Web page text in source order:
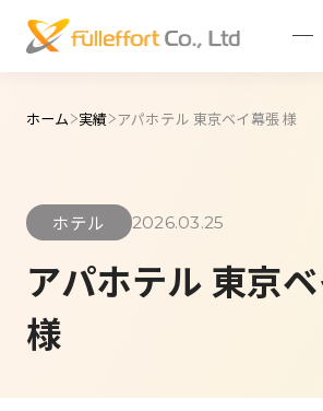
ホーム 実績 アパホテル 東京ベイ幕張 様
ホテル 2026.03.25
アパホテル 東京
様